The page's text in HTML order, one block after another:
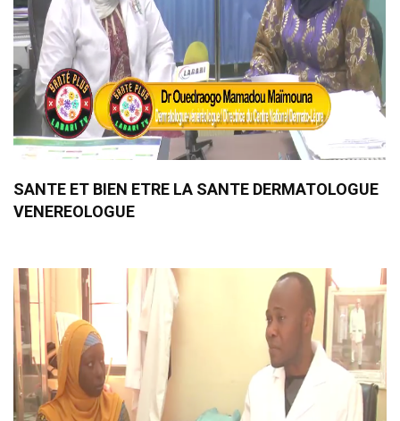
SANTE ET BIEN ETRE LA SANTE DERMATOLOGUE
VENEREOLOGUE